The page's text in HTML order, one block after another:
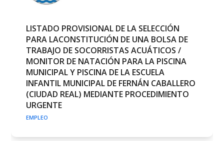
LISTADO PROVISIONAL DE LA SELECCIÓN
PARA LACONSTITUCIÓN DE UNA BOLSA DE
TRABAJO DE SOCORRISTAS ACUÁTICOS /
MONITOR DE NATACIÓN PARA LA PISCINA
MUNICIPAL Y PISCINA DE LA ESCUELA
INFANTIL MUNICIPAL DE FERNÁN CABALLERO
(CIUDAD REAL) MEDIANTE PROCEDIMIENTO
URGENTE
EMPLEO